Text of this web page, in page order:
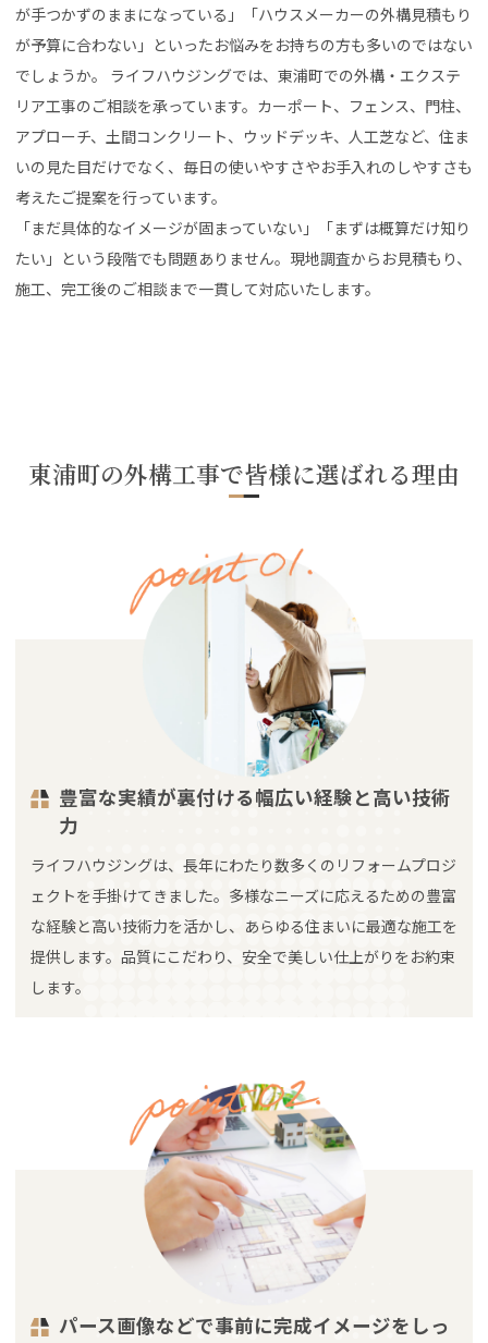
が手つかずのままになっている」「ハウスメーカーの外構見積もり
が予算に合わない」といったお悩みをお持ちの方も多いのではない
でしょうか。 ライフハウジングでは、東浦町での外構・エクステ
リア工事のご相談を承っています。カーポート、フェンス、門柱、
アプローチ、土間コンクリート、ウッドデッキ、人工芝など、住ま
いの見た目だけでなく、毎日の使いやすさやお手入れのしやすさも
考えたご提案を行っています。
「まだ具体的なイメージが固まっていない」「まずは概算だけ知り
たい」という段階でも問題ありません。現地調査からお見積もり、
施工、完工後のご相談まで一貫して対応いたします。
東浦町の外構工事で皆様に選ばれる理由
豊富な実績が裏付ける幅広い経験と高い技術
力
ライフハウジングは、長年にわたり数多くのリフォームプロジ
ェクトを手掛けてきました。多様なニーズに応えるための豊富
な経験と高い技術力を活かし、あらゆる住まいに最適な施工を
提供します。品質にこだわり、安全で美しい仕上がりをお約束
します。
パース画像などで事前に完成イメージをしっ